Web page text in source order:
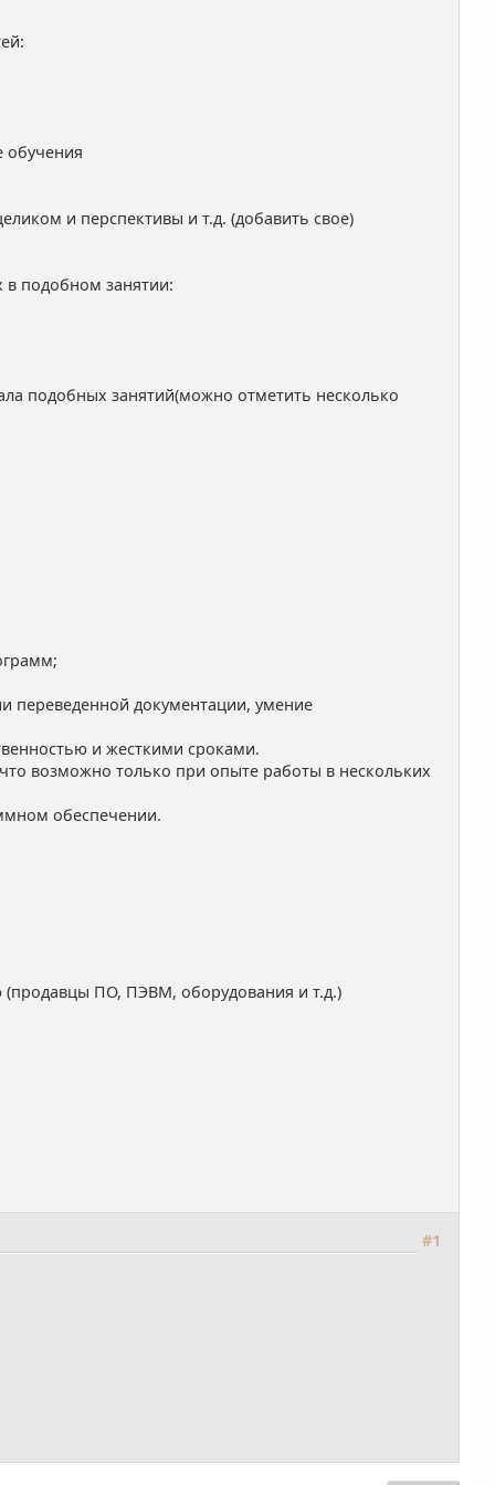
обучения
и перспективы и т.д. (добавить свое)
в подобном занятии:
подобных занятий(можно отметить несколько
переведенной документации, умение
и жесткими сроками.
возможно только при опыте работы в нескольких
обеспечении.
ПО, ПЭВМ, оборудования и т.д.)
#1